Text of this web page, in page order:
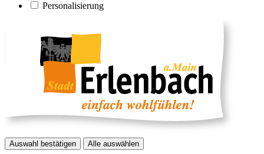
Personalisierung
Auswahl bestätigen Alle auswählen